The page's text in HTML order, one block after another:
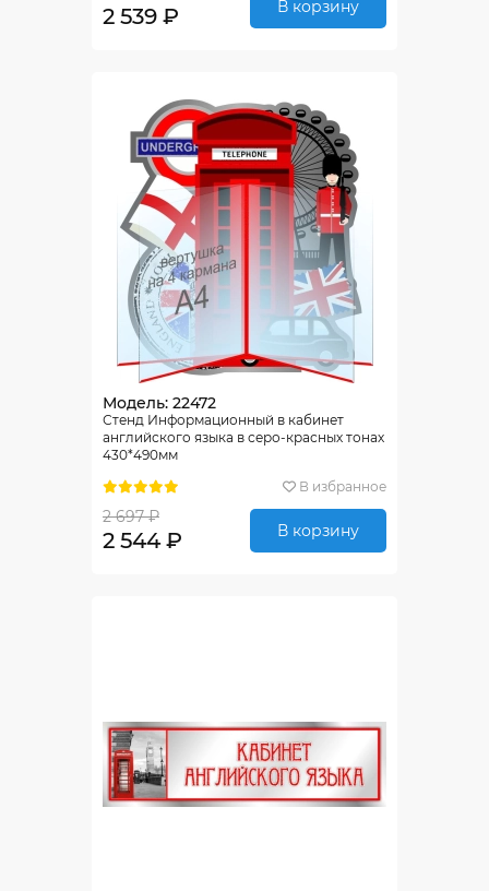
2 539 ₽ В корзину
Модель: 22472
Стенд Информационный в кабинет
английского языка в серо-красных тонах
430*490мм
В избранное
2 697 ₽
2 544 ₽ В корзину